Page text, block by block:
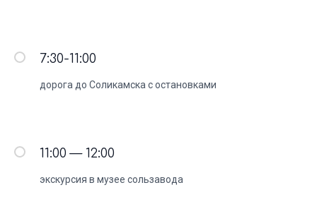
7:30-11:00
дорога до Соликамска с остановками
11:00 — 12:00
экскурсия в музее сользавода